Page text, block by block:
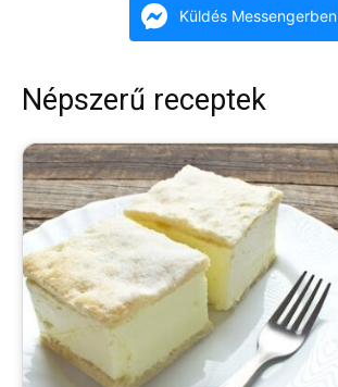
Küldés Messengerben
Népszerű receptek